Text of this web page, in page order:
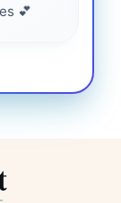
💕